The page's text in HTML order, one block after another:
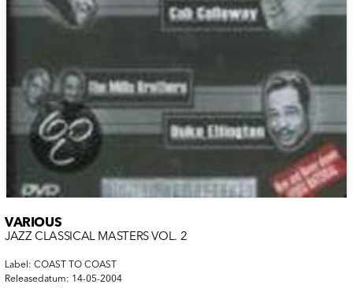
VARIOUS
JAZZ CLASSICAL MASTERS VOL. 2
Label: COAST TO COAST
Releasedatum: 14-05-2004